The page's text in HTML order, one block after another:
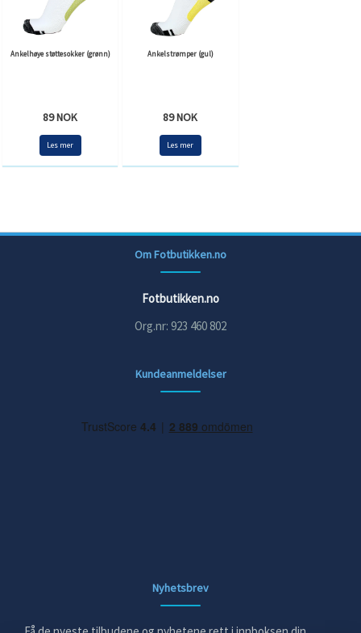
Ankelhøye støttesokker (grønn)
89 NOK
Les mer
Ankelstrømper (gul)
89 NOK
Les mer
Om Fotbutikken.no
Fotbutikken.no
Org.nr: 923 460 802
Kundeanmeldelser
Nyhetsbrev